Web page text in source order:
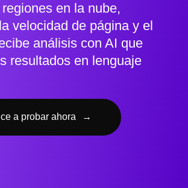
en la nube,
velocidad de página y el
análisis con AI que
resultados en lenguaje
a probar ahora →